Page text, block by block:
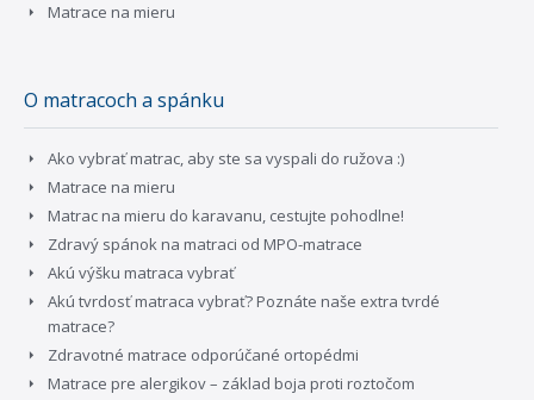
Matrace na mieru
O matracoch a spánku
Ako vybrať matrac, aby ste sa vyspali do ružova :)
Matrace na mieru
Matrac na mieru do karavanu, cestujte pohodlne!
Zdravý spánok na matraci od MPO-matrace
Akú výšku matraca vybrať
Akú tvrdosť matraca vybrať? Poznáte naše extra tvrdé
matrace?
Zdravotné matrace odporúčané ortopédmi
Matrace pre alergikov – základ boja proti roztočom